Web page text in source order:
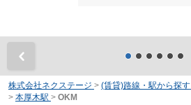
株式会社ネクステージ > (賃貸)路線・駅から探す
> 本厚木駅 > OKM